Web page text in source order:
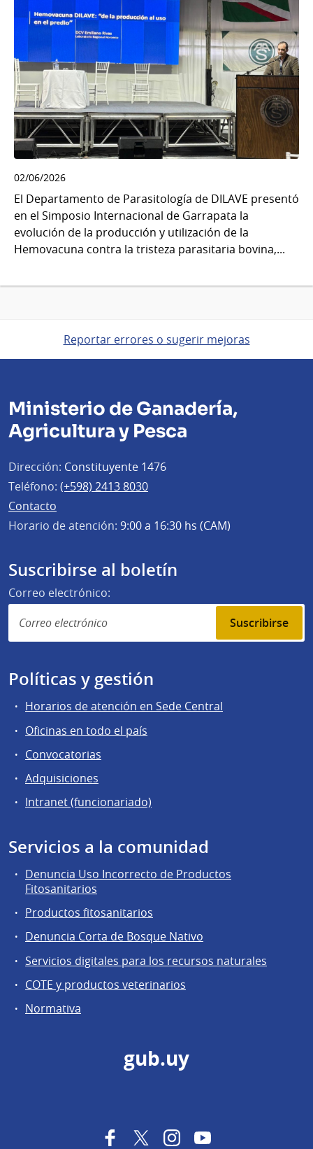
02/06/2026
El Departamento de Parasitología de DILAVE presentó
en el Simposio Internacional de Garrapata la
evolución de la producción y utilización de la
Hemovacuna contra la tristeza parasitaria bovina,...
Reportar errores o sugerir mejoras
Ministerio de Ganadería,
Agricultura y Pesca
Dirección: Constituyente 1476
Teléfono: (+598) 2413 8030
Contacto
Horario de atención: 9:00 a 16:30 hs (CAM)
Suscribirse al boletín
Correo electrónico:
Suscribirse
Políticas y gestión
Horarios de atención en Sede Central
Oficinas en todo el país
Convocatorias
Adquisiciones
Intranet (funcionariado)
Servicios a la comunidad
Denuncia Uso Incorrecto de Productos
Fitosanitarios
Productos fitosanitarios
Denuncia Corta de Bosque Nativo
Servicios digitales para los recursos naturales
COTE y productos veterinarios
Normativa
gub.uy
FacebookTwitterInstagramYouTube